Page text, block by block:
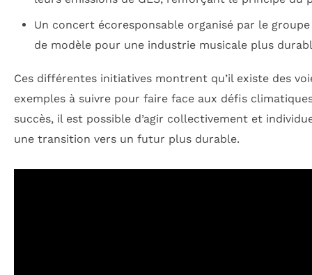
Un concert écoresponsable organisé par le
de modèle pour une industrie musicale plus
Ces différentes initiatives montrent qu’il existe des
exemples à suivre pour faire face aux défis
succès, il est possible d’agir collectivement et
une transition vers un futur plus durable.